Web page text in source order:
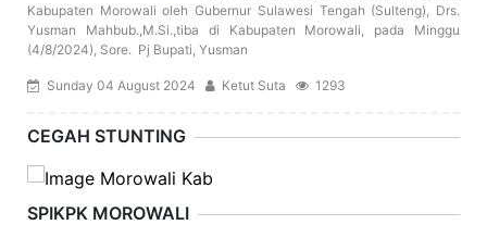
Kabupaten Morowali oleh Gubernur Sulawesi Tengah (Sulteng), Drs.
Yusman Mahbub.,M.Si.,tiba di Kabupaten Morowali, pada Minggu
(4/8/2024), Sore. Pj Bupati, Yusman
Sunday 04 August 2024 Ketut Suta 1293
CEGAH STUNTING
SPIKPK MOROWALI